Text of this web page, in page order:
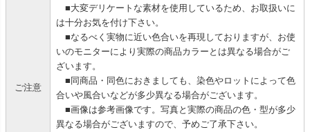
ご注意
■大変デリケートな素材を使用しているため、お取扱いに
は十分お気を付け下さい。
■なるべく実物に近い色合いを再現しておりますが、お使
いのモニターにより実際の商品カラーとは異なる場合がご
ざいます。
■同商品・同色におきましても、染色やロットによって色
合いや風合いなどが多少異なる場合がございます。
■画像は参考画像です。写真と実際の商品の色・型が多少
異なる場合がございますので、予めご了承下さい。